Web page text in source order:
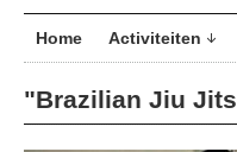
Home Activiteiten
"Brazilian Jiu